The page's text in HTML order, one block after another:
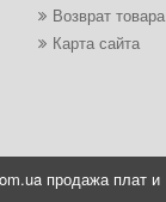
Возврат товара
Карта сайта
продажа плат и